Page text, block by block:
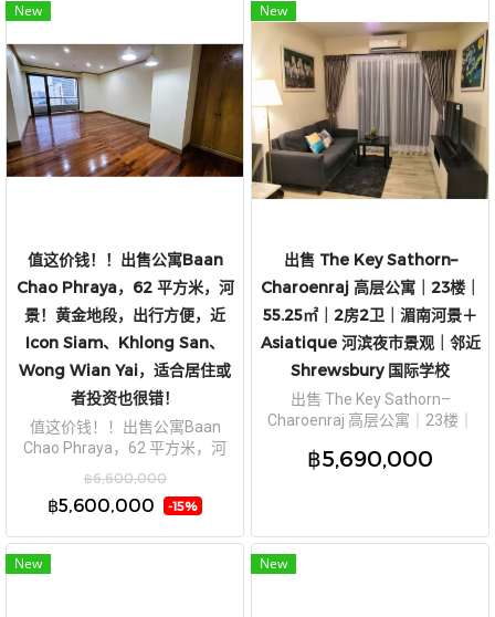
New
值这价钱！！出售公寓Baan
Chao Phraya，62 平方米，河
景！黄金地段，出行方便，近
Icon Siam、Khlong San、
Wong Wian Yai，适合居住或
者投资也很错！
值这价钱！！出售公寓Baan
Chao Phraya，62 平方米，河
Icon Siam、Khlong San、Wong
Wian Yai，适合居住或者投资也
฿6,600,000
฿5,600,000 -15%
New
出售 The Key Sathorn–
Charoenraj 高层公寓｜23楼｜
55.25㎡｜2房2卫｜湄南河景＋
Asiatique 河滨夜市景观｜邻近
Shrewsbury 国际学校
出售 The Key Sathorn–
Charoenraj 高层公寓｜23楼｜
Asiatique 河滨夜市景观｜邻近
฿5,690,000
New New